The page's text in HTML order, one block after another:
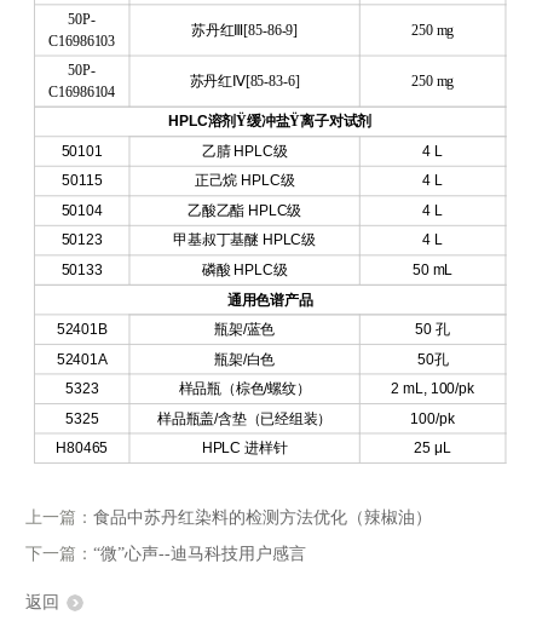
50P-
C16986103
苏丹红 [85-86-9] 250 mg
50P-
C16986104
苏丹红 Ⅳ[85-83-6] 250 mg
HPLC溶剂 Ÿ缓冲盐Ÿ离子对试剂
50101
乙腈 HPLC级
4 L
50115
正己烷 HPLC级
4 L
50104
乙酸乙酯 HPLC级
4 L
50123
甲基叔丁基醚 HPLC级 4 L
50133 磷酸 HPLC级
50 mL
通用色谱产品
52401B 瓶架/蓝色 50孔
52401A
瓶架/白色 50孔
5323
样品瓶（棕色/螺纹）
2 mL, 100/pk
5325
样品瓶盖/含垫（已经组装）
100/pk
H80465
HPLC进样针 25 μL
上一篇：食品中苏丹红染料的检测方法优化（辣椒油）
下一篇：“微”心声--迪马科技用户感言
返回